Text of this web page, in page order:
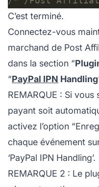
C’est terminé.
Connectez-vous
marchand de Post
dans la section “
“PayPal IPN Handling
REMARQUE : Si
payant soit
activez l’option
chaque événement
‘PayPal IPN Handling’.
REMARQUE 2 : Le